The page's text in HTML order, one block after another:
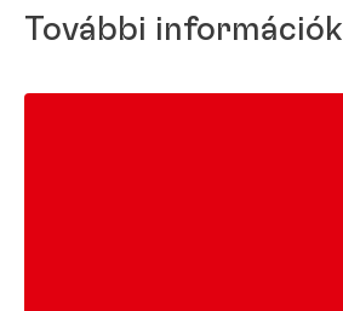
További információk